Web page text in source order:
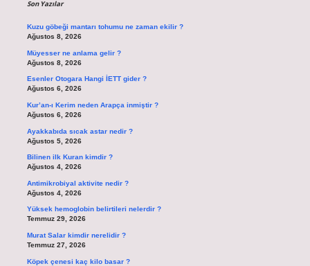
Son Yazılar
Kuzu göbeği mantarı tohumu ne zaman ekilir ?
Ağustos 8, 2026
Müyesser ne anlama gelir ?
Ağustos 8, 2026
Esenler Otogara Hangi İETT gider ?
Ağustos 6, 2026
Kur’an-ı Kerim neden Arapça inmiştir ?
Ağustos 6, 2026
Ayakkabıda sıcak astar nedir ?
Ağustos 5, 2026
Bilinen ilk Kuran kimdir ?
Ağustos 4, 2026
Antimikrobiyal aktivite nedir ?
Ağustos 4, 2026
Yüksek hemoglobin belirtileri nelerdir ?
Temmuz 29, 2026
Murat Salar kimdir nerelidir ?
Temmuz 27, 2026
Köpek çenesi kaç kilo basar ?